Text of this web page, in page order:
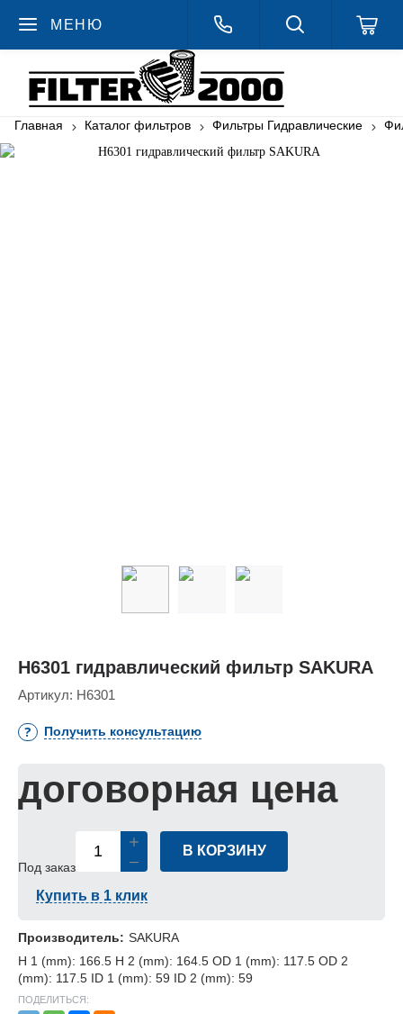
МЕНЮ
Главная Каталог фильтров Фильтры Гидравлические
H6301 гидравлический фильтр SAKURA
Артикул: H6301
Получить консультацию
договорная цена
Под заказ
В КОРЗИНУ
Купить в 1 клик
Производитель: SAKURA
H 1 (mm): 166.5 H 2 (mm): 164.5 OD 1 (mm): 117.5 OD 2
(mm): 117.5 ID 1 (mm): 59 ID 2 (mm): 59
ПОДЕЛИТЬСЯ: